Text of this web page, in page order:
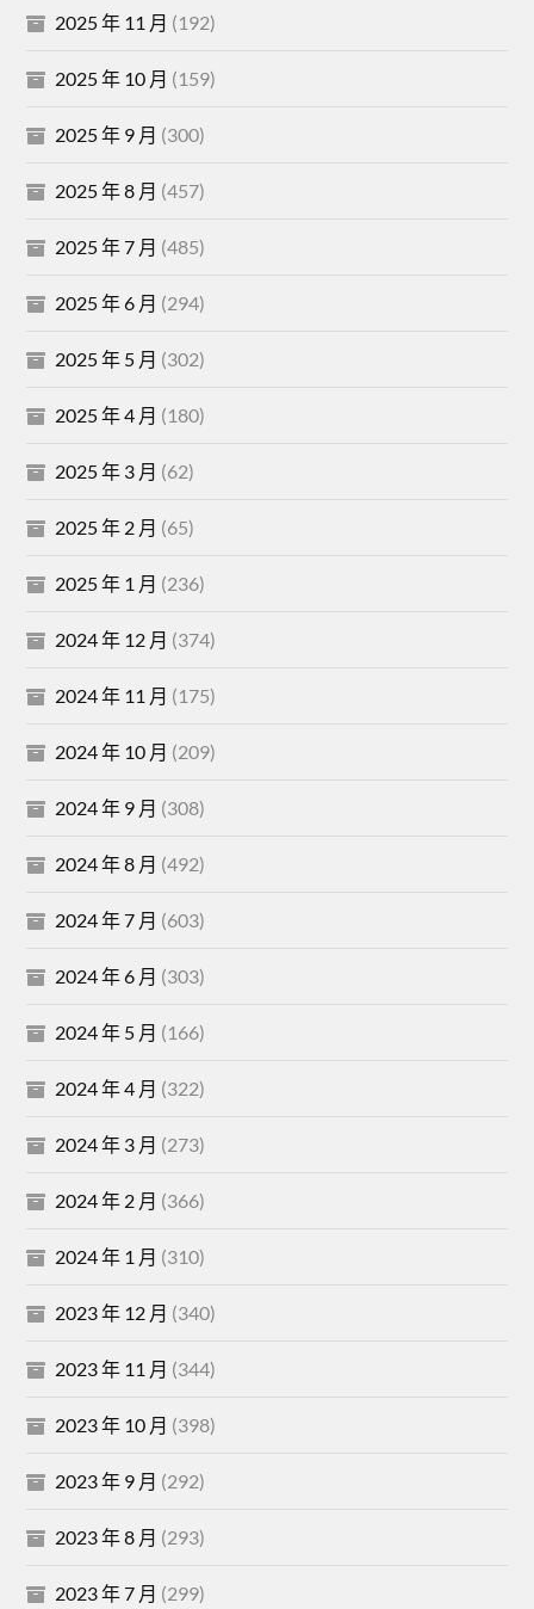
2025 年 11 月 (192)
2025 年 10 月 (159)
2025 年 9 月 (300)
2025 年 8 月 (457)
2025 年 7 月 (485)
2025 年 6 月 (294)
2025 年 5 月 (302)
2025 年 4 月 (180)
2025 年 3 月 (62)
2025 年 2 月 (65)
2025 年 1 月 (236)
2024 年 12 月 (374)
2024 年 11 月 (175)
2024 年 10 月 (209)
2024 年 9 月 (308)
2024 年 8 月 (492)
2024 年 7 月 (603)
2024 年 6 月 (303)
2024 年 5 月 (166)
2024 年 4 月 (322)
2024 年 3 月 (273)
2024 年 2 月 (366)
2024 年 1 月 (310)
2023 年 12 月 (340)
2023 年 11 月 (344)
2023 年 10 月 (398)
2023 年 9 月 (292)
2023 年 8 月 (293)
2023 年 7 月 (299)